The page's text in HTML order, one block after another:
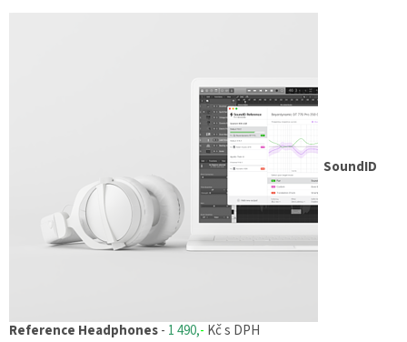
SoundID
Reference Headphones- 1 490,- Kč s DPH